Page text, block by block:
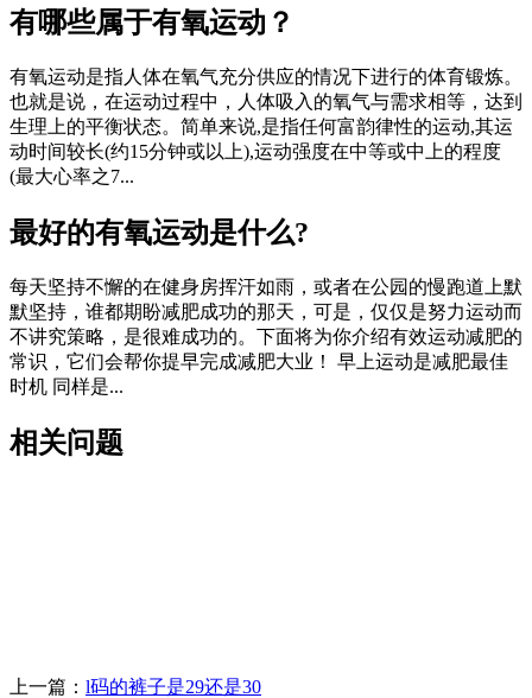
有哪些属于有氧运动？
有氧运动是指人体在氧气充分供应的情况下进行的体育锻炼。
也就是说，在运动过程中，人体吸入的氧气与需求相等，达到
生理上的平衡状态。简单来说,是指任何富韵律性的运动,其运
动时间较长(约15分钟或以上),运动强度在中等或中上的程度
(最大心率之7...
最好的有氧运动是什么?
每天坚持不懈的在健身房挥汗如雨，或者在公园的慢跑道上默
默坚持，谁都期盼减肥成功的那天，可是，仅仅是努力运动而
不讲究策略，是很难成功的。下面将为你介绍有效运动减肥的
常识，它们会帮你提早完成减肥大业！ 早上运动是减肥最佳
时机 同样是...
相关问题
上一篇： l码的裤子是29还是30